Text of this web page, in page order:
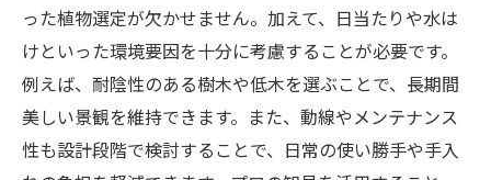
った植物選定が欠かせません。加えて、日当たりや水は
けといった環境要因を十分に考慮することが必要です。
例えば、耐陰性のある樹木や低木を選ぶことで、長期間
美しい景観を維持できます。また、動線やメンテナンス
性も設計段階で検討することで、日常の使い勝手や手入